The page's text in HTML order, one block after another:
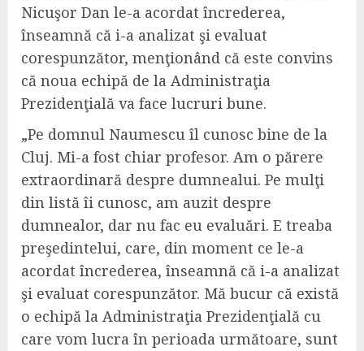
Nicuşor Dan le-a acordat încrederea,
înseamnă că i-a analizat şi evaluat
corespunzător, menţionând că este convins
că noua echipă de la Administraţia
Prezidenţială va face lucruri bune.
„Pe domnul Naumescu îl cunosc bine de la
Cluj. Mi-a fost chiar profesor. Am o părere
extraordinară despre dumnealui. Pe mulţi
din listă îi cunosc, am auzit despre
dumnealor, dar nu fac eu evaluări. E treaba
preşedintelui, care, din moment ce le-a
acordat încrederea, înseamnă că i-a analizat
şi evaluat corespunzător. Mă bucur că există
o echipă la Administraţia Prezidenţială cu
care vom lucra în perioada următoare, sunt